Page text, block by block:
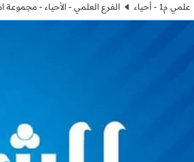
علمي م1 - أحياء الفرع العلمي - الأحياء - مجموعة